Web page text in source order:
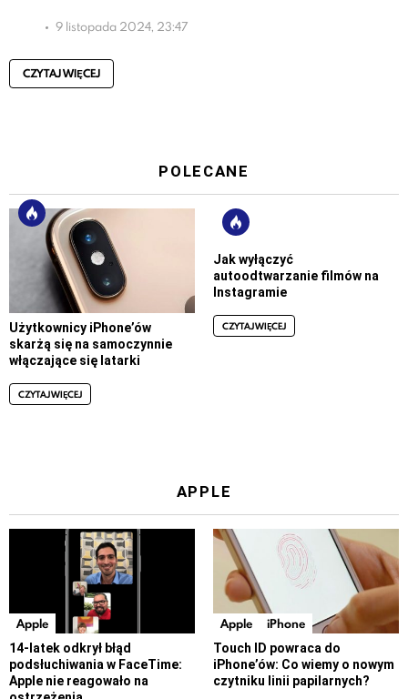
9 listopada 2024, 23:47
CZYTAJ WIĘCEJ
POLECANE
Użytkownicy iPhone’ów
skarżą się na samoczynnie
włączające się latarki
CZYTAJ WIĘCEJ
Jak wyłączyć
autoodtwarzanie filmów na
Instagramie
CZYTAJ WIĘCEJ
APPLE
Apple
14-latek odkrył błąd
podsłuchiwania w FaceTime:
Apple nie reagowało na
Apple iPhone
Touch ID powraca do
iPhone’ów: Co wiemy o nowym
czytniku linii papilarnych?